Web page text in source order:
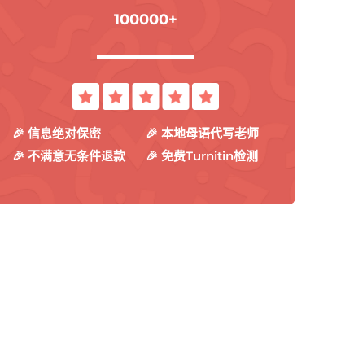
100000+
🎉 信息绝对保密
🎉 本地母语代写老师
🎉 不满意无条件退款
🎉 免费Turnitin检测